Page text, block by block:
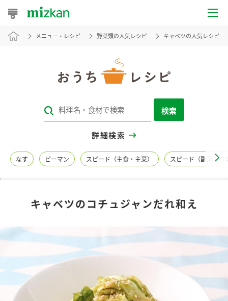
おうちレシピ
レシピカテゴリ一覧
レシピ名特集
商品情報
商品カテゴリ
酢
新商品一覧
キャンペーン情報
メニュー・レシピ 野菜類の人気レシピ キャベツの人気レシピ
検索
詳細検索
なす ピーマン スピード（主食・主菜） スピード（副菜・つ
キャベツのコチュジャンだれ和え